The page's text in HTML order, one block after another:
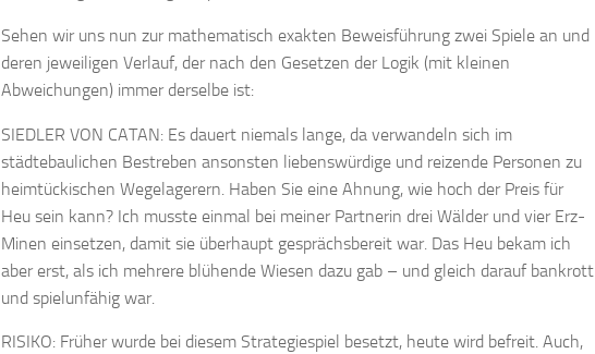
Sehen wir uns nun zur mathematisch exakten Beweisführung zwei Spiele an und
deren jeweiligen Verlauf, der nach den Gesetzen der Logik (mit kleinen
Abweichungen) immer derselbe ist:
SIEDLER VON CATAN: Es dauert niemals lange, da verwandeln sich im
städtebaulichen Bestreben ansonsten liebenswürdige und reizende Personen zu
heimtückischen Wegelagerern. Haben Sie eine Ahnung, wie hoch der Preis für
Heu sein kann? Ich musste einmal bei meiner Partnerin drei Wälder und vier Erz-
Minen einsetzen, damit sie überhaupt gesprächsbereit war. Das Heu bekam ich
aber erst, als ich mehrere blühende Wiesen dazu gab – und gleich darauf bankrott
und spielunfähig war.
RISIKO: Früher wurde bei diesem Strategiespiel besetzt, heute wird befreit. Auch,